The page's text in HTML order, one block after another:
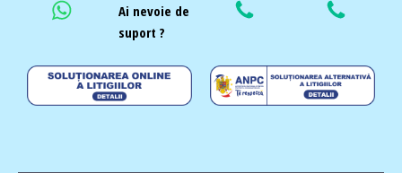
Ai nevoie de
suport ?